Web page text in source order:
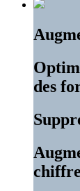
des